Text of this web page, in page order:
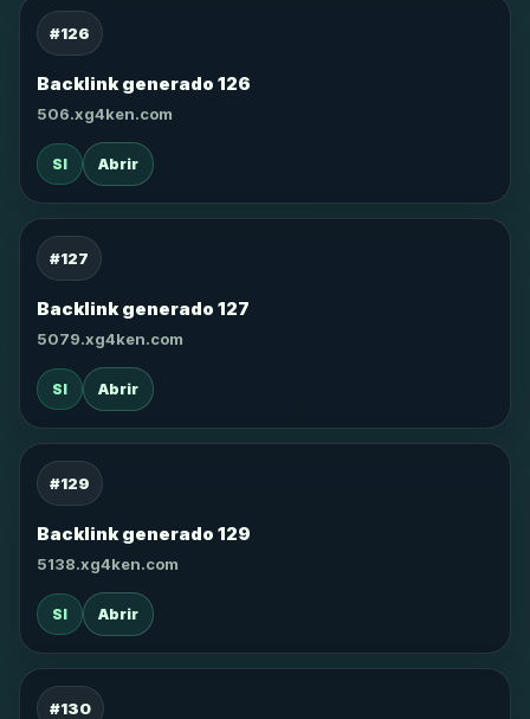
#126
Backlink generado 126
506.xg4ken.com
SI Abrir
#127
Backlink generado 127
5079.xg4ken.com
SI Abrir
#129
Backlink generado 129
5138.xg4ken.com
SI Abrir
#130